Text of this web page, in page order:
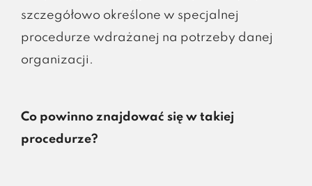
szczegółowo określone w specjalnej
procedurze wdrażanej na potrzeby danej
organizacji.
Co powinno znajdować się w takiej
procedurze?